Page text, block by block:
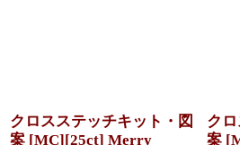
クロスステッチキット・図
案 [MC][25ct] Merry
ク
案